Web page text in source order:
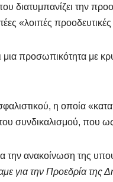
διατυμπανίζει την
«λοιπές
προσωπικότητα με
η οποία
συνδικαλισμού, που
ανακοίνωση της
για την Προεδρία της